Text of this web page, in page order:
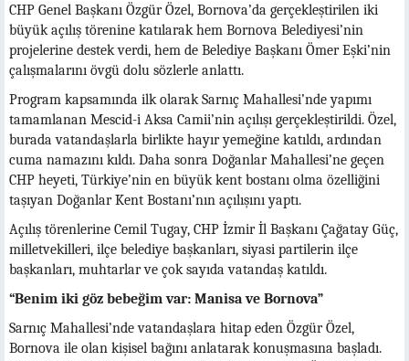
CHP Genel Başkanı Özgür Özel, Bornova’da gerçekleştirilen iki
büyük açılış törenine katılarak hem Bornova Belediyesi’nin
projelerine destek verdi, hem de Belediye Başkanı Ömer Eşki’nin
çalışmalarını övgü dolu sözlerle anlattı.
Program kapsamında ilk olarak Sarnıç Mahallesi’nde yapımı
tamamlanan Mescid-i Aksa Camii’nin açılışı gerçekleştirildi. Özel,
burada vatandaşlarla birlikte hayır yemeğine katıldı, ardından
cuma namazını kıldı. Daha sonra Doğanlar Mahallesi’ne geçen
CHP heyeti, Türkiye’nin en büyük kent bostanı olma özelliğini
taşıyan Doğanlar Kent Bostanı’nın açılışını yaptı.
Açılış törenlerine Cemil Tugay, CHP İzmir İl Başkanı Çağatay Güç,
milletvekilleri, ilçe belediye başkanları, siyasi partilerin ilçe
başkanları, muhtarlar ve çok sayıda vatandaş katıldı.
“Benim iki göz bebeğim var: Manisa ve Bornova”
Sarnıç Mahallesi’nde vatandaşlara hitap eden Özgür Özel,
Bornova ile olan kişisel bağını anlatarak konuşmasına başladı.